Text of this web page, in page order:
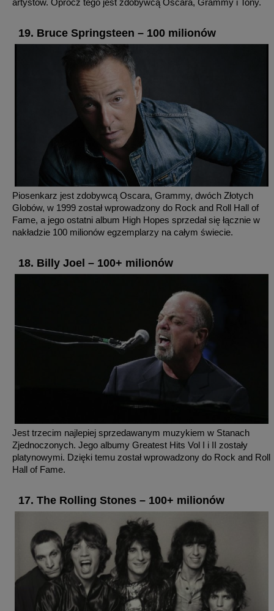
artystów. Oprócz tego jest zdobywcą Oscara, Grammy i Tony.
19. Bruce Springsteen – 100 milionów
Piosenkarz jest zdobywcą Oscara, Grammy, dwóch Złotych
Globów, w 1999 został wprowadzony do Rock and Roll Hall of
Fame, a jego ostatni album High Hopes sprzedał się łącznie w
nakładzie 100 milionów egzemplarzy na całym świecie.
18. Billy Joel – 100+ milionów
Jest trzecim najlepiej sprzedawanym muzykiem w Stanach
Zjednoczonych. Jego albumy Greatest Hits Vol I i II zostały
platynowymi. Dzięki temu został wprowadzony do Rock and Roll
Hall of Fame.
17. The Rolling Stones – 100+ milionów